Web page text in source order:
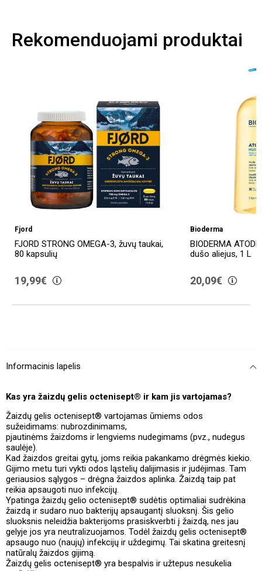
Rekomenduojami produktai
Fjord
FJORD STRONG OMEGA-3, žuvų taukai,
80 kapsulių
19,99€
Bioderma
BIODERMA
dušo aliejus, 1 L
20,09€
Informacinis lapelis
Kas yra žaizdų gelis octenisept® ir kam jis vartojamas?
Žaizdų gelis octenisept® vartojamas ūmiems odos
sužeidimams: nubrozdinimams,
pjautinėms žaizdoms ir lengviems nudegimams (pvz., nudegus
saulėje).
Kad žaizdos greitai gytų, joms reikia pakankamo drėgmės kiekio.
Gijimo metu turi vykti odos ląstelių dalijimasis ir judėjimas. Tam
geriausios sąlygos – drėgna žaizdos aplinka. Žaizdą taip pat
reikia apsaugoti nuo infekcijų.
Ypatinga žaizdų gelio octenisept® sudėtis optimaliai sudrėkina
žaizdą ir sudaro nuo bakterijų apsaugantį sluoksnį. Šis gelio
sluoksnis neleidžia bakterijoms prasiskverbti į žaizdą, nes jau
gelyje jos yra neutralizuojamos. Todėl žaizdų gelis octenisept®
apsaugo nuo (naujų) infekcijų ir uždegimų. Tai skatina greitesnį
natūralų žaizdos gijimą.
Žaizdų gelis octenisept® yra bespalvis ir užtepus nesukelia